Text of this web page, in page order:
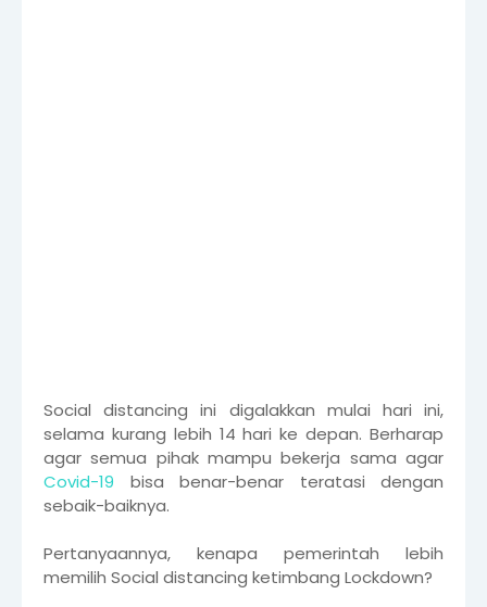
Social distancing ini digalakkan mulai hari ini,
selama kurang lebih 14 hari ke depan. Berharap
agar semua pihak mampu bekerja sama agar
Covid-19 bisa benar-benar teratasi dengan
sebaik-baiknya.
Pertanyaannya, kenapa pemerintah lebih
memilih Social distancing ketimbang Lockdown?